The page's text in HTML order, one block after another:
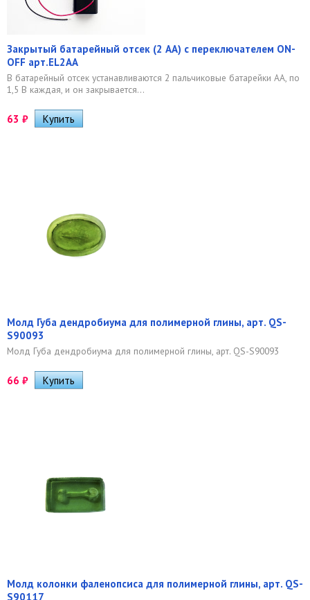
Закрытый батарейный отсек (2 АА) с переключателем ON-
OFF арт.EL2AA
В батарейный отсек устанавливаются 2 пальчиковые батарейки АА, по
1,5 В каждая, и он закрывается...
63 ₽
Молд Губа дендробиума для полимерной глины, арт. QS-
S90093
Молд Губа дендробиума для полимерной глины, арт. QS-S90093
66 ₽
Молд колонки фаленопсиса для полимерной глины, арт. QS-
S90117